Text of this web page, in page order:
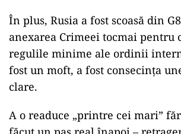
În plus, Rusia a fost scoasă din
anexarea Crimeei tocmai pentru
regulile minime ale ordinii
fost un moft, a fost consecința
clare.
A o readuce „printre cei mari”